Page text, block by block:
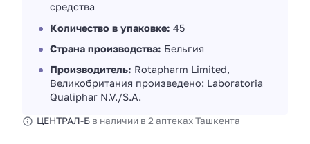
средства
Количество в упаковке: 45
Страна производства: Бельгия
Производитель: Rotapharm Limited,
Великобритания произведено: Laboratoria
Qualiphar N.V./S.A.
ЦЕНТРАЛ-Бв наличии в 2 аптеках Ташкента